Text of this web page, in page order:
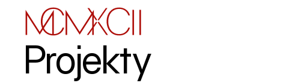
Projekty